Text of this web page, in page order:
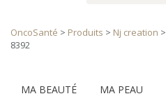
OncoSanté > Produits > Nj creation >
8392
MA BEAUTÉ MA PEAU